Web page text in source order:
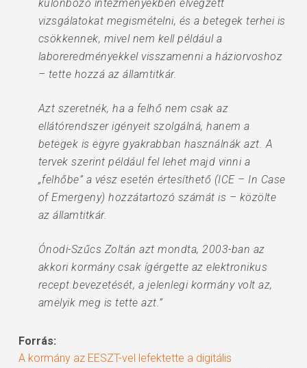
különböző intézményekben elvégzett
vizsgálatokat megismételni, és a betegek terhei is
csökkennek, mivel nem kell például a
laboreredményekkel visszamenni a háziorvoshoz
– tette hozzá az államtitkár.
Azt szeretnék, ha a felhő nem csak az
ellátórendszer igényeit szolgálná, hanem a
betegek is egyre gyakrabban használnák azt. A
tervek szerint például fel lehet majd vinni a
„felhőbe” a vész esetén értesíthető (ICE – In Case
of Emergeny) hozzátartozó számát is – közölte
az államtitkár.
Ónodi-Szűcs Zoltán azt mondta, 2003-ban az
akkori kormány csak ígérgette az elektronikus
recept bevezetését, a jelenlegi kormány volt az,
amelyik meg is tette azt.”
Forrás:
A kormány az EESZT-vel lefektette a digitális